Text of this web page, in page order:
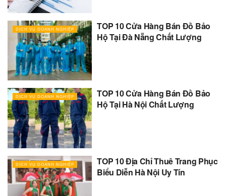
DỊCH VỤ DOANH NGHIỆP
TOP 10 Cửa Hàng Bán Đồ Bảo
Hộ Tại Đà Nẵng Chất Lượng
DỊCH VỤ DOANH NGHIỆP
TOP 10 Cửa Hàng Bán Đồ Bảo
Hộ Tại Hà Nội Chất Lượng
DỊCH VỤ DOANH NGHIỆP
TOP 10 Địa Chỉ Thuê Trang Phục
Biểu Diễn Hà Nội Uy Tín